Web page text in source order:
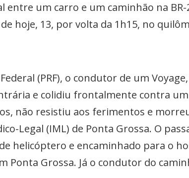
um carro e um caminhão na BR-
hoje, 13, por volta da 1h15, no
(PRF), o condutor de um
e colidiu frontalmente contra
não resistiu aos ferimentos e
Legal (IML) de Ponta Grossa. O
helicóptero e encaminhado para o
Ponta Grossa. Já o condutor do